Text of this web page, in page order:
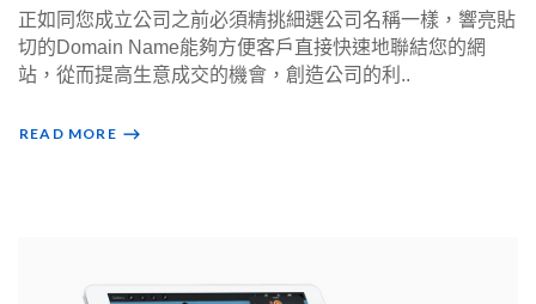
正如同您成立公司之前必須精挑細選公司名稱一樣，響亮貼
切的Domain Name能夠方便客戶直接快速地聯結您的網
站，從而提高生意成交的機會，創造公司的利..
READ MORE ⟶